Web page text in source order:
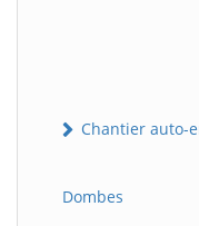
Chantier auto-
Dombes